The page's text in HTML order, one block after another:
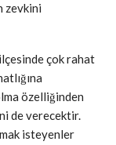
zevkini
çok rahat
özelliğinden
de verecektir.
isteyenler